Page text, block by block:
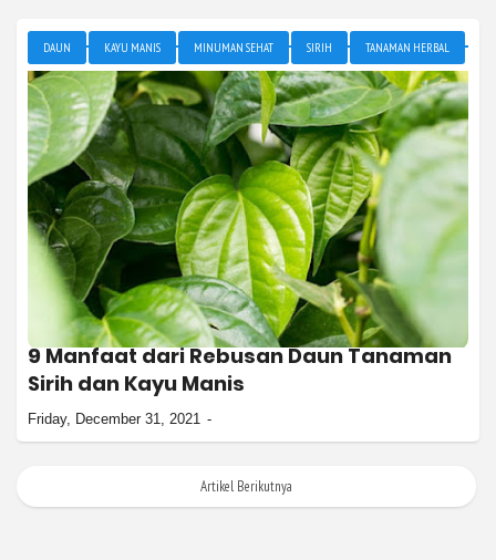
DAUN KAYU MANIS MINUMAN SEHAT SIRIH TANAMAN HERBAL
9 Manfaat dari Rebusan Daun Tanaman
Sirih dan Kayu Manis
Friday, December 31, 2021
Artikel Berikutnya